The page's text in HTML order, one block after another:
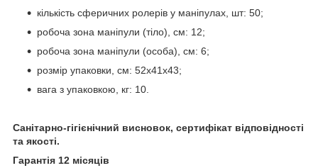
кількість сферичних ролерів у маніпулах, шт: 50;
робоча зона маніпули (тіло), см: 12;
робоча зона маніпули (особа), см: 6;
розмір упаковки, см: 52х41х43;
вага з упаковкою, кг: 10.
Санітарно-гігієнічний висновок, сертифікат відповідності
та якості.
Гарантія 12 місяців